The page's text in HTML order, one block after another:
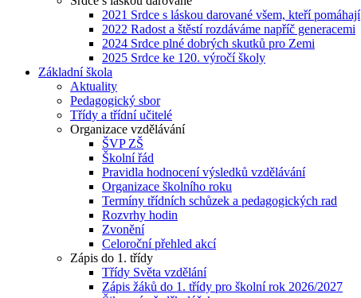
2021 Srdce s láskou darované všem, kteří pomáhají
2022 Radost a štěstí rozdáváme napříč generacemi
2024 Srdce plné dobrých skutků pro Zemi
2025 Srdce ke 120. výročí školy
Základní škola
Aktuality
Pedagogický sbor
Třídy a třídní učitelé
Organizace vzdělávání
ŠVP ZŠ
Školní řád
Pravidla hodnocení výsledků vzdělávání
Organizace školního roku
Termíny třídních schůzek a pedagogických rad
Rozvrhy hodin
Zvonění
Celoroční přehled akcí
Zápis do 1. třídy
Třídy Světa vzdělání
Zápis žáků do 1. třídy pro školní rok 2026/2027